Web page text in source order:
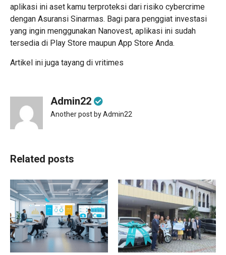
aplikasi ini aset kamu terproteksi dari risiko cybercrime
dengan Asuransi Sinarmas. Bagi para penggiat investasi
yang ingin menggunakan Nanovest, aplikasi ini sudah
tersedia di Play Store maupun App Store Anda.
Artikel ini juga tayang di vritimes
Admin22
Another post by Admin22
Related posts